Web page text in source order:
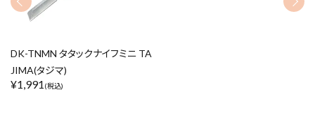
DK-TNMN タタックナイフミニ TA
JIMA(タジマ)
¥1,991 (税込)